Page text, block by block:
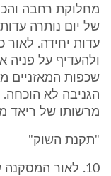
מחלוקת רחבה
של יום נותרה
עדות יחידה.
ולהעדיף על
שכפות המאזניים
הגניבה לא
מרשותו של ריאד
"תקנת השוק"
10. לאור